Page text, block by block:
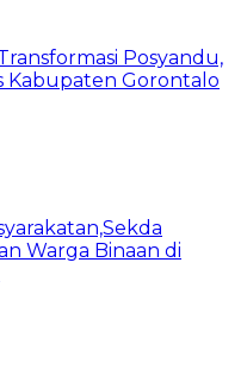
Posyandu,
Kabupaten Gorontalo
Warga Binaan di